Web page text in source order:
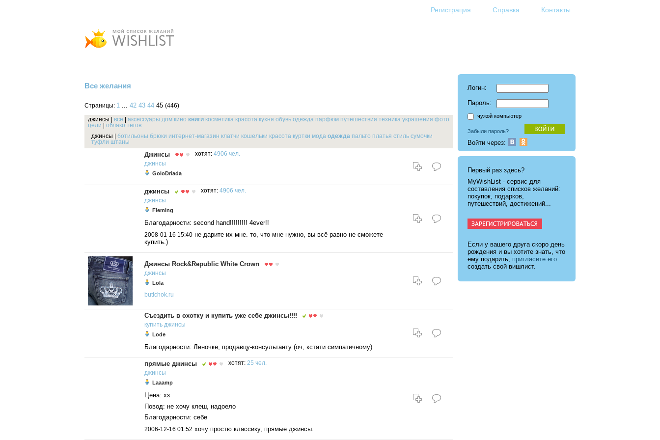
Регистрация Справка Контакты
Все желания
Страницы: 1 ... 42 43 44 45 (446)
джинсы все аксессуары дом кино книги косметика красота кухня обувь одежда парфюм путешествия техника украшения фото
цели
облако тегов
джинсы
ботильоны брюки интернет-магазин клатчи кошельки красота куртки мода одежда пальто платья стиль сумочки
туфли штаны
Джинсы хотят: 4906 чел.
джинсы
GoloDriada
джинсы хотят: 4906 чел.
джинсы
Fleming
Благодарности: second hand!!!!!!!!! 4ever!!
2008-01-16 15:40 не дарите их мне. то, что мне нужно, вы всё равно не сможете
купить.)
Джинсы Rock&Republic White Crown
джинсы
Lola
butichok.ru
Съездить в охотку и купить уже себе джинсы!!!!
купить джинсы
Lode
Благодарности: Леночке, продавцу-консультанту (оч, кстати симпатичному)
прямые джинсы хотят: 25 чел.
джинсы
Laaamp
Цена: хз
Повод: не хочу клеш, надоело
Благодарности: себе
2006-12-16 01:52 хочу простю классику, прямые джинсы.
Логин:
Пароль:
чужой компьютер
Забыли пароль?
Войти через:
Первый раз здесь?
MyWishList - cервис для
составления списков желаний:
покупок, подарков,
путешествий, достижений...
Если у вашего друга скоро день
рождения и вы хотите знать, что
ему подарить, пригласите его
создать свой вишлист.